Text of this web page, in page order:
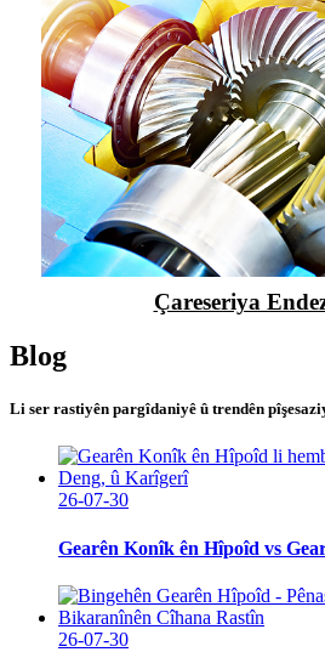
Çareseriya
Blog
Li ser rastiyên pargîdaniyê û trendên
26-07-30
Gearên Konîk ên Hîpoîd vs
26-07-30